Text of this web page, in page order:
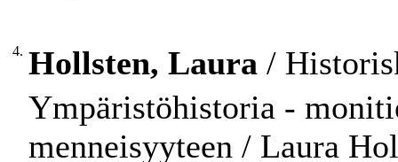
4. Hollsten, Laura /
Ympäristöhistoria -
menneisyyteen / Laura